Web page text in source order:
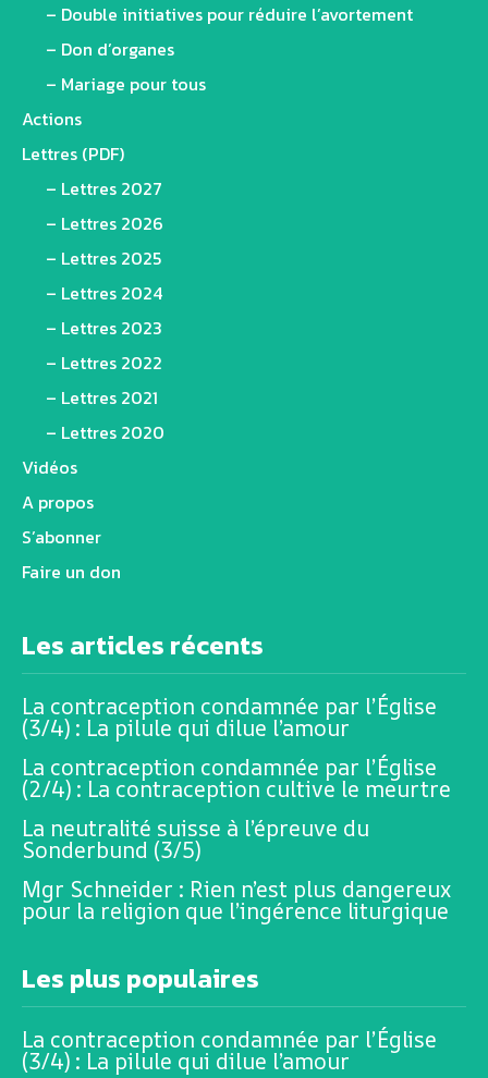
– Double initiatives pour réduire l’avortement
– Don d’organes
– Mariage pour tous
Actions
Lettres (PDF)
– Lettres 2027
– Lettres 2026
– Lettres 2025
– Lettres 2024
– Lettres 2023
– Lettres 2022
– Lettres 2021
– Lettres 2020
Vidéos
A propos
S’abonner
Faire un don
Les articles récents
La contraception condamnée par l’Église
(3/4) : La pilule qui dilue l’amour
La contraception condamnée par l’Église
(2/4) : La contraception cultive le meurtre
La neutralité suisse à l’épreuve du
Sonderbund (3/5)
Mgr Schneider : Rien n’est plus dangereux
pour la religion que l’ingérence liturgique
Les plus populaires
La contraception condamnée par l’Église
(3/4) : La pilule qui dilue l’amour